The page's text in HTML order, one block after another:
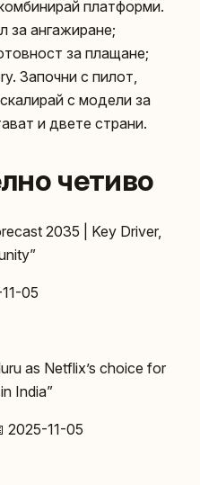
платформи.
за ангажиране;
за плащане;
Започни с пилот,
с модели за
и двете страни.
четиво
2035 | Key Driver,
05
as Netflix’s choice for
India”
2025-11-05